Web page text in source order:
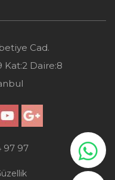
Cad.
Kat:2 Daire:8
97 97